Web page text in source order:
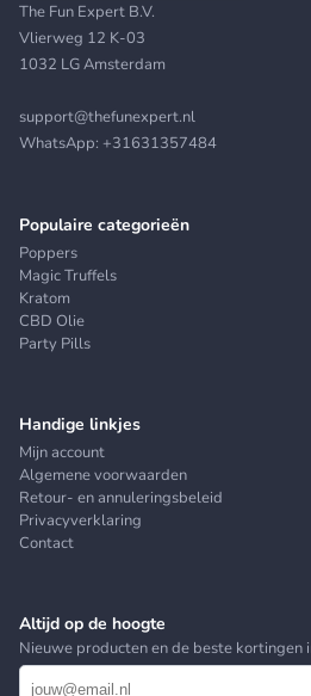
The Fun Expert B.V.
Vlierweg 12 K-03
1032 LG Amsterdam
support@thefunexpert.nl
WhatsApp: +31631357484
Populaire categorieën
Poppers
Magic Truffels
Kratom
CBD Olie
Party Pills
Handige linkjes
Mijn account
Algemene voorwaarden
Retour- en annuleringsbeleid
Privacyverklaring
Contact
Altijd op de hoogte
Nieuwe producten en de beste kortingen